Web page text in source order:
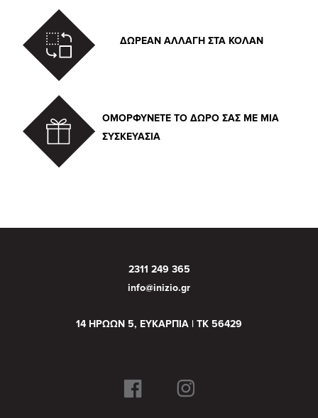
ΔΩΡΕΑΝ ΑΛΛΑΓΗ ΣΤΑ ΚΟΛΑΝ
ΟΜΟΡΦΥΝΕΤΕ ΤΟ ΔΩΡΟ ΣΑΣ ΜΕ ΜΙΑ
ΣΥΣΚΕΥΑΣΙΑ
2311 249 365
info@inizio.gr
14 ΗΡΩΩΝ 5, ΕΥΚΑΡΠΙΑ | ΤΚ 56429